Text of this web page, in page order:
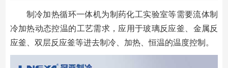
制冷加热循环一体机为制药化工实验室等需要流体制
冷加热动态控温的工艺需求，应用于玻璃反应釜、金属反
应釜、双层反应釜等进去制冷、加热、恒温的温度控制。